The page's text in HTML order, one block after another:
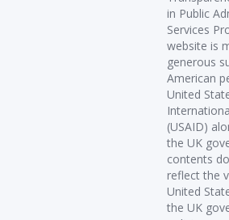
in Public
Services
website is
generous
American
United
(USAID)
the UK
contents
reflect the
United
the UK